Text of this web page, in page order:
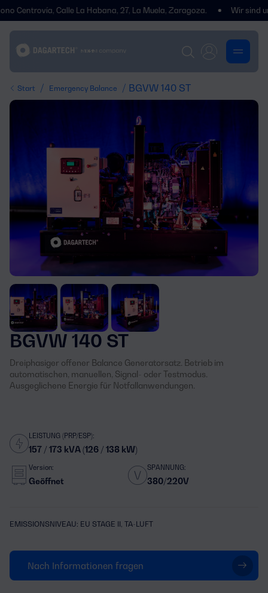
Calle La Habana, 27, La Muela, Zaragoza. Wir sind
Start / Emergency Balance / BGVW 140 ST
BGVW 140 ST
Dreiphasiger offener Balance Generatorsatz. Betrieb im
automatischen, manuellen, Signal- oder Testmodus.
Ausgeglichene Energie für Notfallanwendungen.
LEISTUNG (PRP/ESP):
157 / 173 kVA (126 / 138 kW)
Version:
Geöffnet
SPANNUNG:
380/220V
EMISSIONSNIVEAU: EU STAGE II, TA-LUFT
Nach Informationen fragen